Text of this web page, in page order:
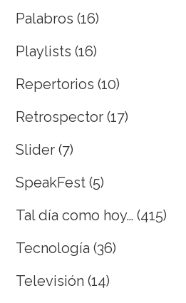
Palabros (16)
Playlists (16)
Repertorios (10)
Retrospector (17)
Slider (7)
SpeakFest (5)
Tal día como hoy… (415)
Tecnología (36)
Televisión (14)